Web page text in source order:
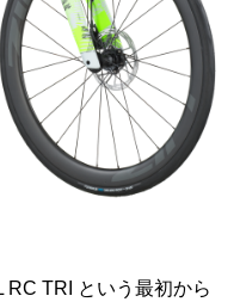
RC TRI という最初から